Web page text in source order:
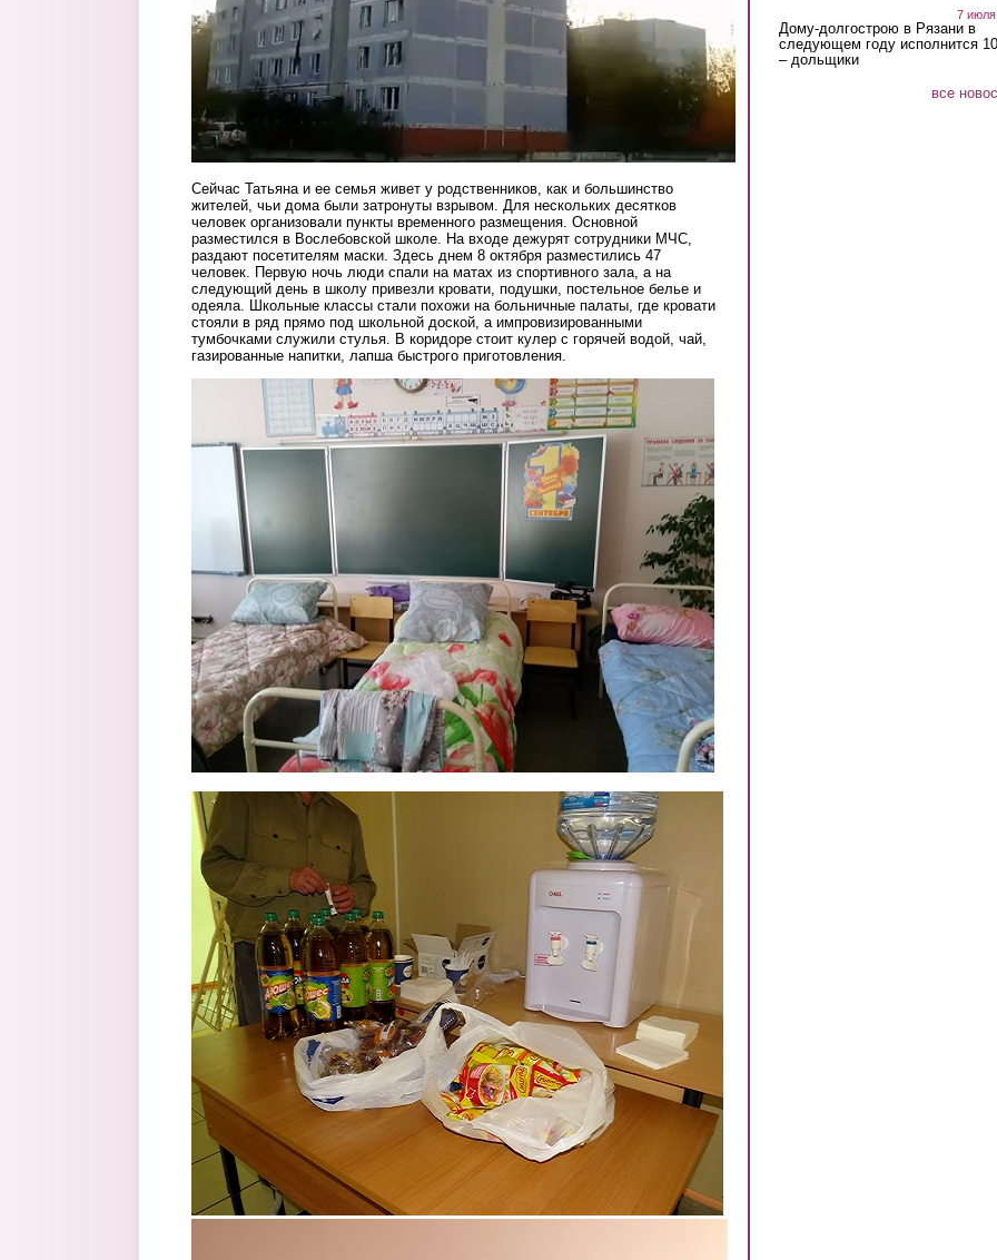
Сейчас Татьяна и ее семья живет у родственников, как и большинство
жителей, чьи дома были затронуты взрывом. Для нескольких десятков
человек организовали пункты временного размещения. Основной
разместился в Вослебовской школе. На входе дежурят сотрудники МЧС,
раздают посетителям маски. Здесь днем 8 октября разместились 47
человек. Первую ночь люди спали на матах из спортивного зала, а на
следующий день в школу привезли кровати, подушки, постельное белье и
одеяла. Школьные классы стали похожи на больничные палаты, где кровати
стояли в ряд прямо под школьной доской, а импровизированными
тумбочками служили стулья. В коридоре стоит кулер с горячей водой, чай,
газированные напитки, лапша быстрого приготовления.
3.jpg
7 июля
Дому-долгострою в Рязани в
следующем году исполнится
– дольщики
все